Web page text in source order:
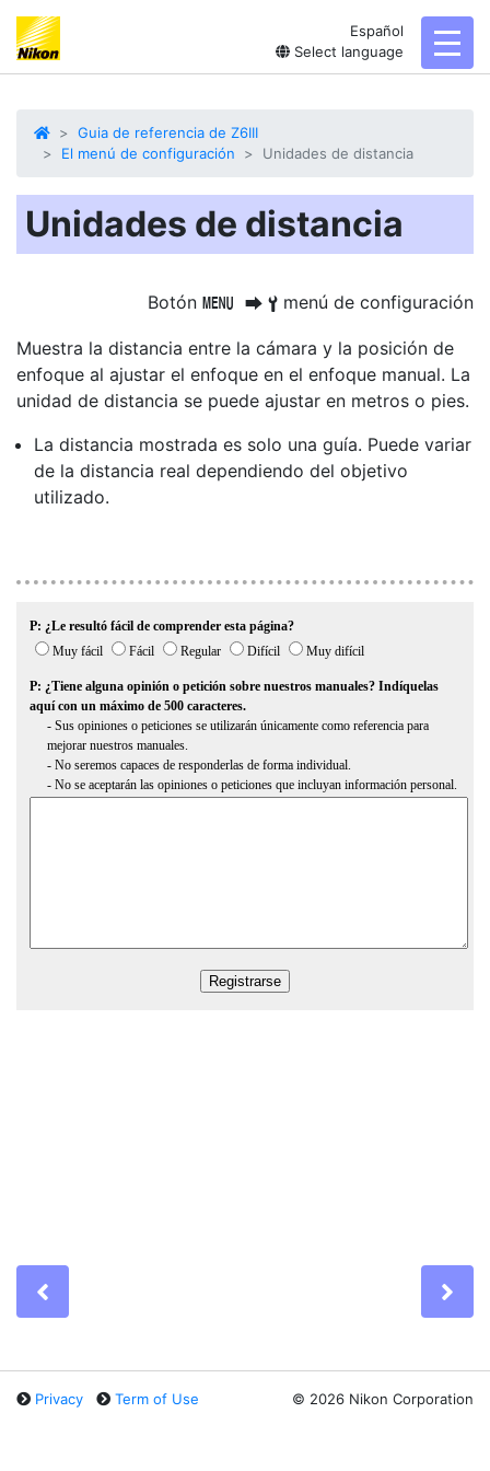
Español
Select language
Guia de referencia de Z6III
El menú de configuración
Unidades de distancia
Unidades de distancia
Botón G U B menú de configuración
Muestra la distancia entre la cámara y la posición de
enfoque al ajustar el enfoque en el enfoque manual. La
unidad de distancia se puede ajustar en metros o pies.
La distancia mostrada es solo una guía. Puede variar
de la distancia real dependiendo del objetivo
utilizado.
Privacy Term of Use © 2026 Nikon Corporation